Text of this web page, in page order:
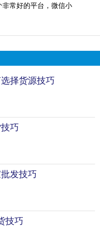
证通过则转账成功。
的取消，众说纷纭！
还是坏？其实因人而异，
得蛮好的。虽然用户在微
起到安全保护用户金额的
额方面可不能像以前那
，每个人的转账金额在
部分则要收取0.1%的手
万元的，那么超出的2万
情
些陷阱！否则可能钱
非常好的平台，微信小
择货源技巧
巧
发技巧
技巧